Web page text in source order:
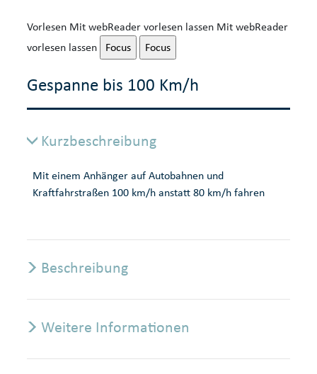
Vorlesen Mit webReader vorlesen lassen Mit webReader
vorlesen lassen
Focus Focus
Gespanne bis 100 Km/h
Kurzbeschreibung
Mit einem Anhänger auf Autobahnen und
Kraftfahrstraßen 100 km/h anstatt 80 km/h fahren
Beschreibung
Weitere Informationen